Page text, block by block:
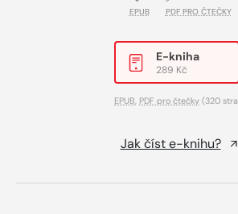
EPUB PDF PRO ČTEČKY
E-kniha
289 Kč
EPUB, PDF pro čtečky (320
Jak číst e-knihu?